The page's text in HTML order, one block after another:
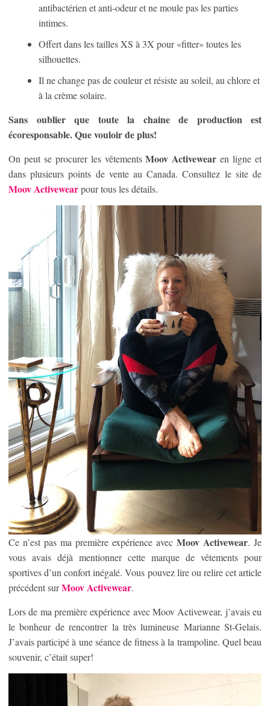
antibactérien et anti-odeur et ne moule pas les parties
intimes.
Offert dans les tailles XS à 3X pour «fitter» toutes les
silhouettes.
Il ne change pas de couleur et résiste au soleil, au chlore et
à la crème solaire.
Sans oublier que toute la chaine de production est
écoresponsable. Que vouloir de plus!
On peut se procurer les vêtementsMoov Activewear en ligne et
dans plusieurs points de vente au Canada. Consultez le site de
Moov Activewearpour tous les détails.
Ce n’est pas ma première expérience avec Moov Activewear. Je
vous avais déjà mentionner cette marque de vêtements pour
sportives d’un confort inégalé. Vous pouvez lire ou relire cet article
précédent surMoov Activewear.
Lors de ma première expérience avec Moov Activewear, j’avais eu
le bonheur de rencontrer la très lumineuse Marianne St-Gelais.
J’avais participé à une séance de fitness à la trampoline. Quel beau
souvenir, c’était super!